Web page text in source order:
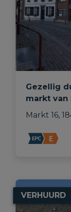
Gezellig
markt van
Markt 16,
VERHUURD